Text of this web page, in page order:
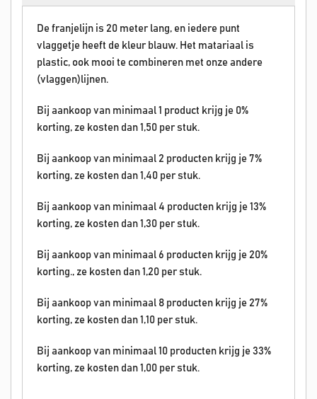
De franjelijn is 20 meter lang, en iedere punt
vlaggetje heeft de kleur blauw. Het matariaal is
plastic, ook mooi te combineren met onze andere
(vlaggen)lijnen.
Bij aankoop van minimaal 1 product krijg je 0%
korting, ze kosten dan 1,50 per stuk.
Bij aankoop van minimaal 2 producten krijg je 7%
korting, ze kosten dan 1,40 per stuk.
Bij aankoop van minimaal 4 producten krijg je 13%
korting, ze kosten dan 1,30 per stuk.
Bij aankoop van minimaal 6 producten krijg je 20%
korting., ze kosten dan 1,20 per stuk.
Bij aankoop van minimaal 8 producten krijg je 27%
korting, ze kosten dan 1,10 per stuk.
Bij aankoop van minimaal 10 producten krijg je 33%
korting, ze kosten dan 1,00 per stuk.